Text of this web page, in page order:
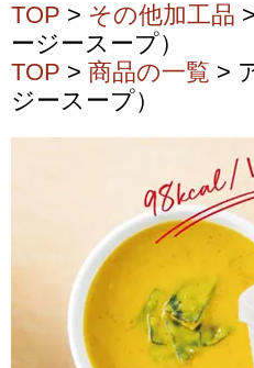
TOP > その他加工品
ージースープ）
TOP > 商品の一覧 >
ジースープ）